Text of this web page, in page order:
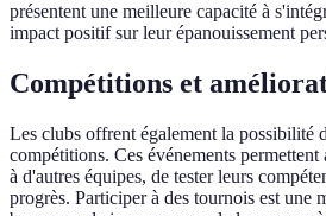
présentent une meilleure capacité à
impact positif sur leur épanouissement
Compétitions et
Les clubs offrent également la possibilité
compétitions. Ces événements permettent
à d'autres équipes, de tester leurs
progrès. Participer à des tournois est une